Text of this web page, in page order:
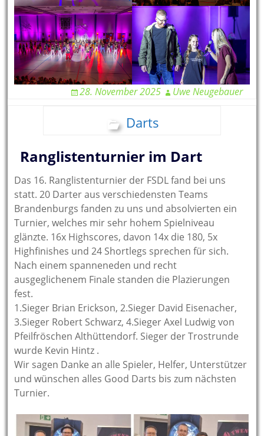
28. November 2025 Uwe Neugebauer
Darts
Ranglistenturnier im Dart
Das 16. Ranglistenturnier der FSDL fand bei uns
statt. 20 Darter aus verschiedensten Teams
Brandenburgs fanden zu uns und absolvierten ein
Turnier, welches mir sehr hohem Spielniveau
glänzte. 16x Highscores, davon 14x die 180, 5x
Highfinishes und 24 Shortlegs sprechen für sich.
Nach einem spanneneden und recht
ausgeglichenem Finale standen die Plazierungen
fest.
1.Sieger Brian Erickson, 2.Sieger David Eisenacher,
3.Sieger Robert Schwarz, 4.Sieger Axel Ludwig von
Pfeilfröschen Althüttendorf. Sieger der Trostrunde
wurde Kevin Hintz .
Wir sagen Danke an alle Spieler, Helfer, Unterstützer
und wünschen alles Good Darts bis zum nächsten
Turnier.